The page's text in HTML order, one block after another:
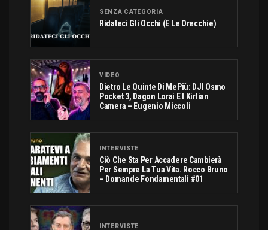
SENZA CATEGORIA
Ridateci Gli Occhi (e Le Orecchie)
VIDEO
Dietro Le Quinte Di MePiù: DJI Osmo
Pocket 3, Dagon Lorai E I Kirlian
Camera – Eugenio Miccoli
INTERVISTE
Ciò Che Sta Per Accadere Cambierà
Per Sempre La Tua Vita. Rocco Bruno
– Domande Fondamentali #01
INTERVISTE